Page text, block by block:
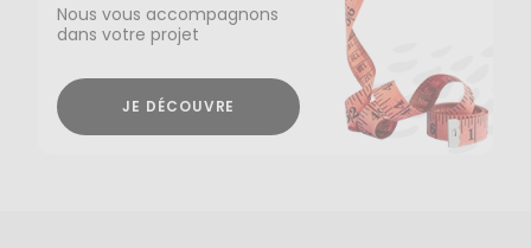
Nous vous accompagnons
dans votre projet
JE DÉCOUVRE